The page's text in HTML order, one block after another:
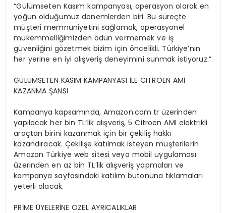
“Gülümseten Kasım kampanyası, operasyon olarak en
yoğun olduğumuz dönemlerden biri. Bu süreçte
müşteri memnuniyetini sağlamak, operasyonel
mükemmelliğimizden ödün vermemek ve iş
güvenliğini gözetmek bizim için öncelikli. Türkiye’nin
her yerine en iyi alışveriş deneyimini sunmak istiyoruz.”
GÜLÜMSETEN KASIM KAMPANYASI İLE CITROEN AMİ
KAZANMA ŞANSI
Kampanya kapsamında, Amazon.com.tr üzerinden
yapılacak her bin TL’lik alışveriş, 5 Citroën AMI elektrikli
araçtan birini kazanmak için bir çekiliş hakkı
kazandıracak. Çekilişe katılmak isteyen müşterilerin
Amazon Türkiye web sitesi veya mobil uygulaması
üzerinden en az bin TL’lik alışveriş yapmaları ve
kampanya sayfasındaki katılım butonuna tıklamaları
yeterli olacak.
PRİME ÜYELERİNE ÖZEL AYRICALIKLAR